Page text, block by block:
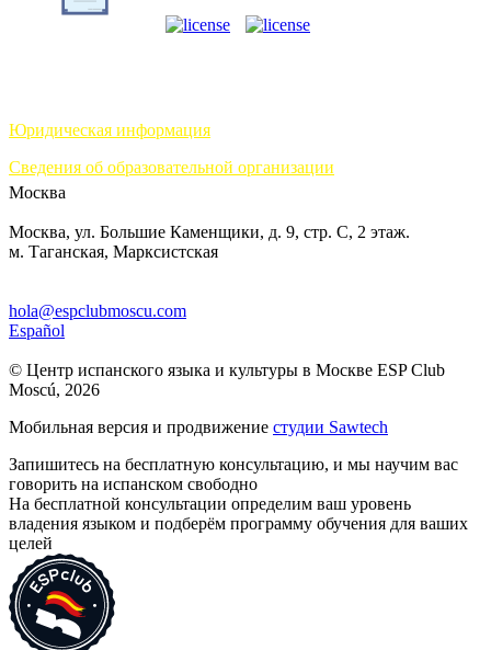
Юридическая информация
Сведения об образовательной организации
Москва
Москва, ул. Большие Каменщики, д. 9, стр. С, 2 этаж.
м. Таганская, Марксистская
hola@espclubmoscu.com
Español
© Центр испанского языка и культуры в Москве ESP Club
Moscú, 2026
Мобильная версия и продвижение студии Sawtech
Запишитесь на бесплатную консультацию, и мы научим вас
говорить на испанском свободно
На бесплатной консультации определим ваш уровень
владения языком и подберём программу обучения для ваших
целей